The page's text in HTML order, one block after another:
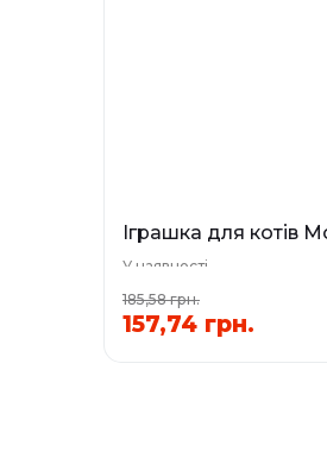
Іграшка для котів
У наявності
185,58 грн.
157,74 грн.